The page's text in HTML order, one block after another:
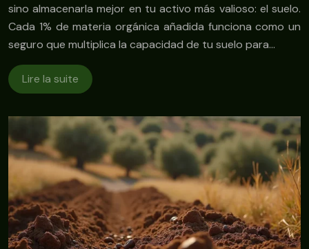
sino almacenarla mejor en tu activo más valioso: el suelo.
Cada 1% de materia orgánica añadida funciona como un
seguro que multiplica la capacidad de tu suelo para…
Lire la suite